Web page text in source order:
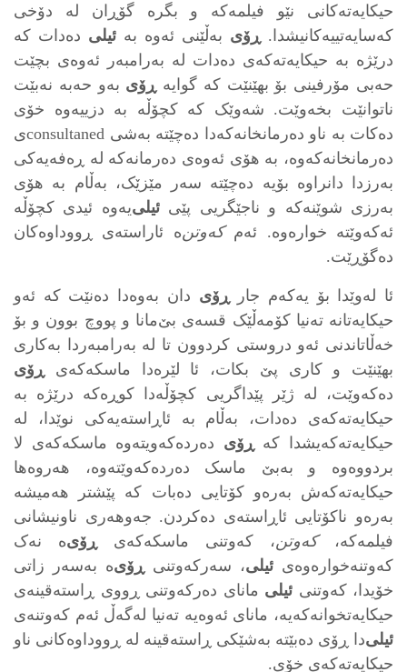
حیکایه‌ته‌کانی نێو فیلمه‌که‌ و بگره‌ گۆڕان له‌ دۆخی
که‌سایه‌تییه‌کانیشدا. ڕۆی به‌ڵێنی ئه‌وه‌ به‌ ئیلی ده‌دات که‌
درێژه‌ به‌ حیکایه‌ته‌که‌ی ده‌دات له‌ به‌رامبه‌ر ئه‌وه‌ی بچێت
حه‌بی مۆرفینی بۆ بهێنێت که‌ گوایه‌ ڕۆی به‌و حه‌به‌ نه‌بێت
ناتوانێت بخه‌وێت. شه‌وێک که‌ کچۆڵه‌ به‌ دزییه‌وه‌ خۆی
ده‌کات به‌ ناو ده‌رمانخانه‌که‌دا ده‌چێته‌ به‌شی consultanedی
ده‌رمانخانه‌که‌وه‌، به‌ هۆی ئه‌وه‌ی ده‌رمانه‌که‌ له‌ ڕه‌فه‌یه‌کی
به‌رزدا دانراوه‌ بۆیه‌ ده‌چێته‌ سه‌ر مێزێک، به‌ڵام به ‌هۆی
به‌رزی شوێنه‌که‌ و ناجێگریی پێیئیلی‌یه‌وه‌ ئیدی کچۆڵه‌
ئه‌که‌وێته‌ خواره‌وه‌. ئه‌مکه‌وتن‌ه‌ ئاراسته‌ی ڕووداوه‌کان
ده‌گۆڕێت.
ئا له‌وێدا بۆ یه‌که‌م جار ڕۆی دان به‌وه‌دا ده‌نێت که‌ ئه‌و
حیکایه‌تانه‌ ته‌نیا کۆمه‌ڵێک قسه‌ی بێ‌مانا و پووچ بوون و بۆ
خه‌ڵاتاندنی ئه‌و دروستی کردوون تا له‌ به‌رامبه‌ردا به‌کاری
بهێنێت و کاری پێ‌ بکات، ئا لێره‌دا ماسکه‌که‌ی ڕۆی
ده‌که‌وێت، له ‌ژێر پێداگریی کچۆڵه‌دا کوڕه‌که‌ درێژه‌ به‌
حیکایه‌ته‌که‌ی ده‌دات، به‌ڵام به‌ ئاڕاسته‌یه‌کی نوێدا، له‌
حیکایه‌ته‌که‌یشدا که‌ ڕۆی ده‌رده‌که‌ویته‌وه‌ ماسکه‌که‌ی لا
بردووه‌وه‌ و به‌بێ‌ ماسک ده‌رده‌که‌وێته‌وه‌، هه‌روه‌ها
حیکایه‌ته‌که‌ش به‌ره‌و کۆتایی ده‌بات که‌ پێشتر هه‌میشه‌
به‌ره‌و ناکۆتایی ئاڕاسته‌ی ده‌کردن. جه‌وهه‌ری ناونیشانی
فیلمه‌که‌،که‌وتن، که‌وتنی ماسکه‌که‌ی ڕۆی‌ه‌ نه‌ک
که‌وتنه‌خواره‌وه‌ی ئیلی، سه‌رکه‌وتنی ڕۆی‌ه‌ به‌سه‌ر زاتی
خۆیدا، که‌وتنی ئیلی مانای ده‌رکه‌وتنی ڕووی ڕاسته‌قینه‌ی
حیکایه‌تخوانه‌که‌یه‌، مانای ئه‌وه‌یه‌ ته‌نیا له‌گه‌ڵ ئه‌م که‌وتنه‌ی
ئیلی‌دا ڕۆی ده‌بێته‌ به‌شێکی ڕاسته‌قینه‌ له‌ ڕووداوه‌کانی ناو
حیکایه‌ته‌که‌ی خۆی.